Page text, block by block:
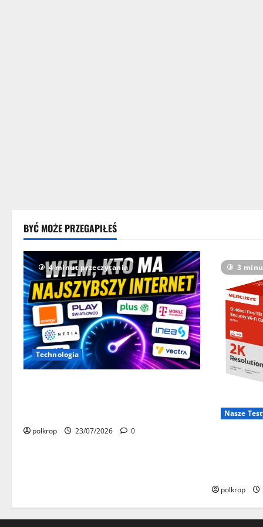
BYĆ MOŻE PRZEGAPIŁEŚ
4 minut przeczytania
Technologia
polkrop 23/07/2026 0
3
Nasze
polkrop